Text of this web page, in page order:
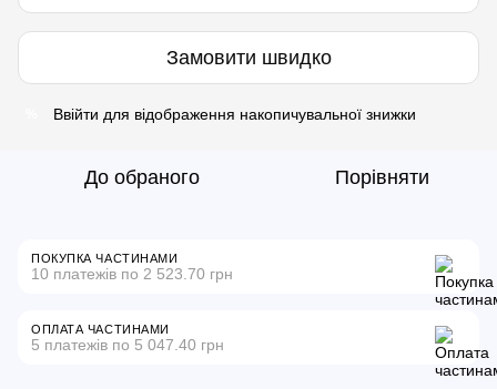
Замовити швидко
Ввійти для відображення накопичувальної знижки
До обраного Порівняти
ПОКУПКА ЧАСТИНАМИ
10 платежів по 2 523.70 грн
ОПЛАТА ЧАСТИНАМИ
5 платежів по 5 047.40 грн